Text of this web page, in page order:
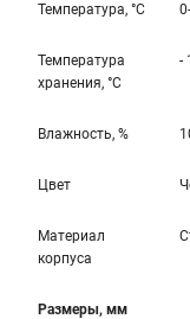
Температура, °С
Температура
хранения, °С
-
Влажность, %
Цвет
Материал
корпуса
Размеры, мм